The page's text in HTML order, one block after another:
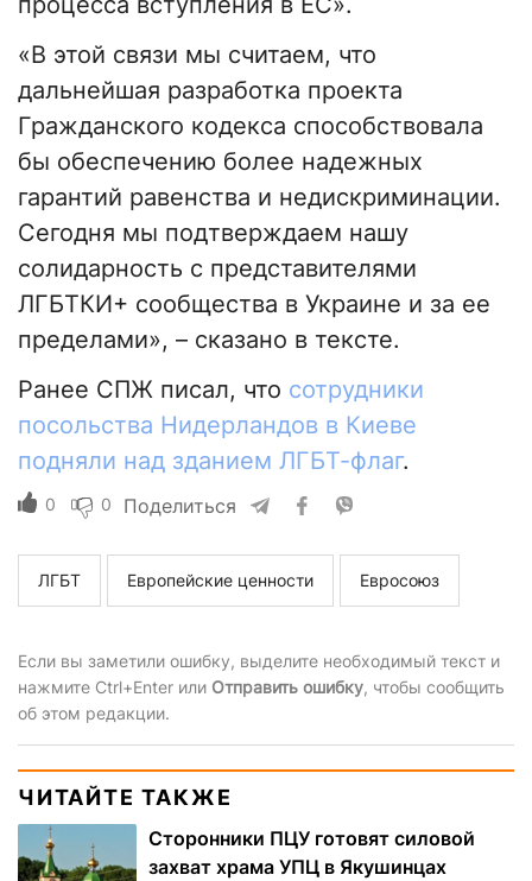
«В этой связи мы считаем, что
дальнейшая разработка проекта
Гражданского кодекса способствовала
бы обеспечению более надежных
гарантий равенства и недискриминации.
Сегодня мы подтверждаем нашу
солидарность с представителями
ЛГБТКИ+ сообщества в Украине и за ее
пределами», – сказано в тексте.
Ранее СПЖ писал, что сотрудники
посольства Нидерландов в Киеве
подняли над зданием ЛГБТ-флаг.
0 0 Поделиться
ЛГБТ Европейские ценности Евросоюз
Если вы заметили ошибку, выделите необходимый текст и
нажмите Ctrl+Enter или Отправить ошибку, чтобы сообщить
об этом редакции.
ЧИТАЙТЕ ТАКЖЕ
Сторонники ПЦУ готовят силовой
захват храма УПЦ в Якушинцах